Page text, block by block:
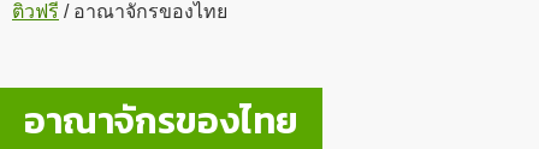
ติวฟรี /อาณาจักรของไทย
อาณาจักรของไทย